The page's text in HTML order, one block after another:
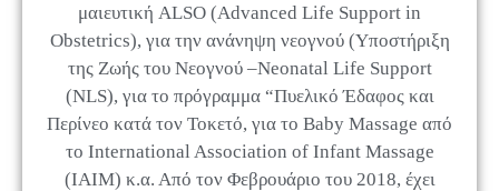
μαιευτική ALSO (Advanced Life Support in
Obstetrics), για την ανάνηψη νεογνού (Υποστήριξη
της Ζωής του Νεογνού –Neonatal Life Support
(NLS), για το πρόγραμμα “Πυελικό Έδαφος και
Περίνεο κατά τον Τοκετό, για το Baby Massage από
το International Association of Infant Massage
(ΙΑΙΜ) κ.α. Από τον Φεβρουάριο του 2018, έχει